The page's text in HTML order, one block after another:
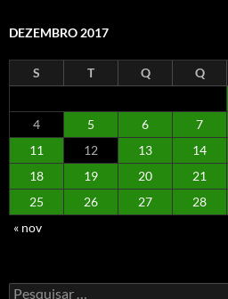
DEZEMBRO 2017
S T Q Q
4
5 6 7
11
12 13 14
18
19 20 21
25
26 27 28
« nov
Pesquisar